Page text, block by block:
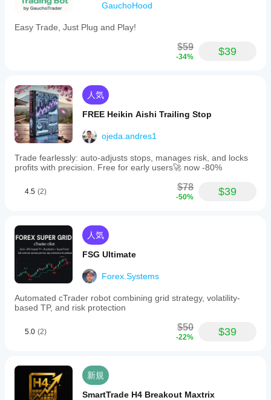
GauchoHood
Easy Trade, Just Plug and Play!
$59
-34% $39
人気
FREE Heikin Aishi Trailing Stop
ojeda.andres1
Trade fearlessly: auto-adjusts stops, manages risk, and locks
profits with precision. Free for early users🚀 now -80%
4.5 (2) $78
-50% $39
人気
FSG Ultimate
Forex.Systems
Automated cTrader robot combining grid strategy, volatility-
based TP, and risk protection
5.0 (2) $50
-22% $39
新規
SmartTrade H4 Breakout Maxtrix